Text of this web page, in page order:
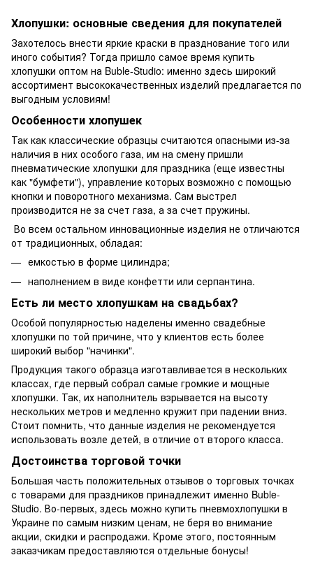
Хлопушки: основные сведения для покупателей
Захотелось внести яркие краски в празднование того или
иного события? Тогда пришло самое время купить
хлопушки оптом на Buble-Studio: именно здесь широкий
ассортимент высококачественных изделий предлагается по
выгодным условиям!
Особенности хлопушек
Так как классические образцы считаются опасными из-за
наличия в них особого газа, им на смену пришли
пневматические хлопушки для праздника (еще известны
как "бумфети"), управление которых возможно с помощью
кнопки и поворотного механизма. Сам выстрел
производится не за счет газа, а за счет пружины.
Во всем остальном инновационные изделия не отличаются
от традиционных, обладая:
емкостью в форме цилиндра;
наполнением в виде конфетти или серпантина.
Есть ли место хлопушкам на свадьбах?
Особой популярностью наделены именно свадебные
хлопушки по той причине, что у клиентов есть более
широкий выбор "начинки".
Продукция такого образца изготавливается в нескольких
классах, где первый собрал самые громкие и мощные
хлопушки. Так, их наполнитель взрывается на высоту
нескольких метров и медленно кружит при падении вниз.
Стоит помнить, что данные изделия не рекомендуется
использовать возле детей, в отличие от второго класса.
Достоинства торговой точки
Большая часть положительных отзывов о торговых точках
с товарами для праздников принадлежит именно Buble-
Studio. Во-первых, здесь можно купить пневмохлопушки в
Украине по самым низким ценам, не беря во внимание
акции, скидки и распродажи. Кроме этого, постоянным
заказчикам предоставляются отдельные бонусы!